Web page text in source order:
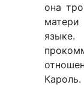
она
Кароль.